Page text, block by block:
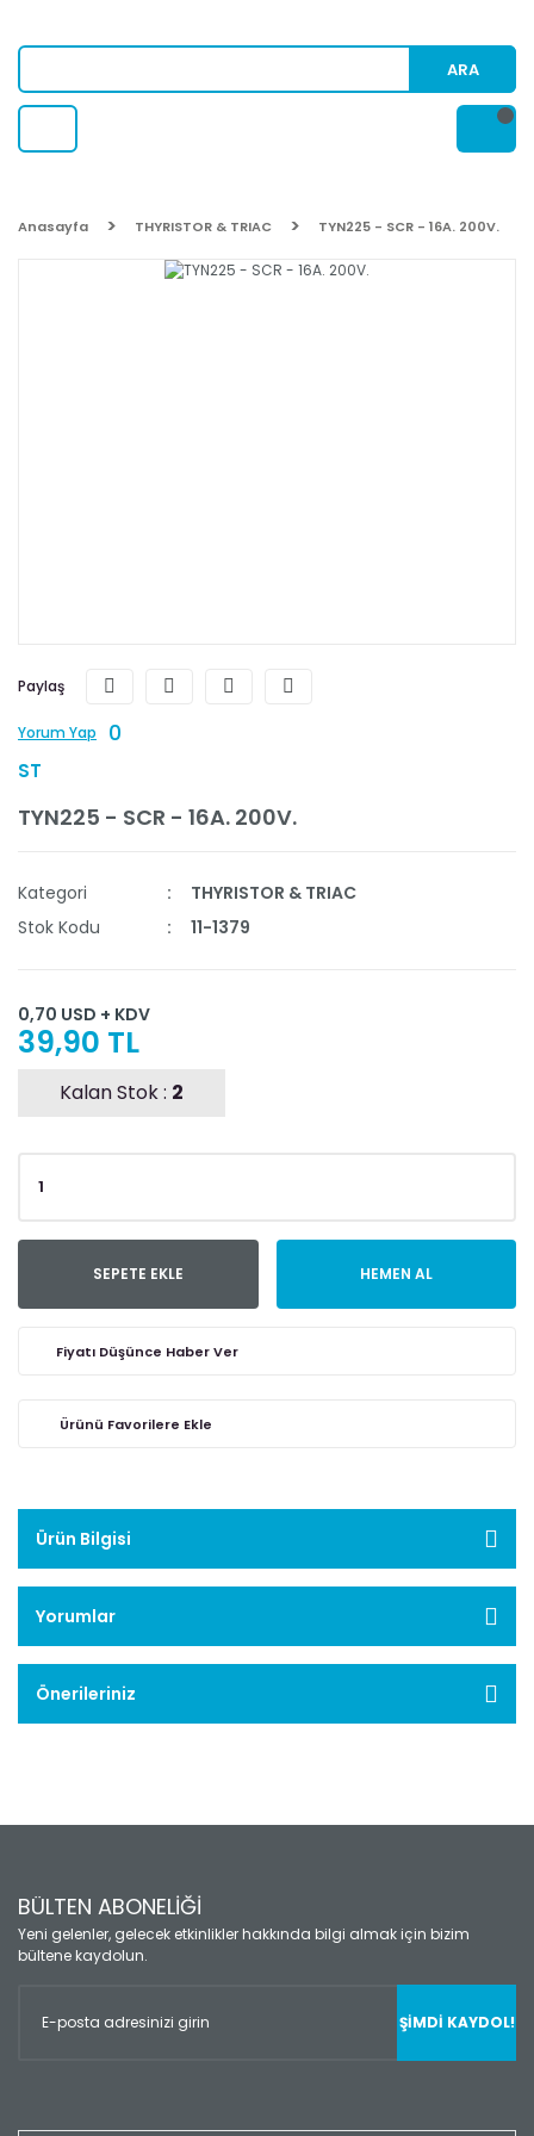
ARA
Anasayfa THYRISTOR & TRIAC TYN225 - SCR - 16A. 200V.
Paylaş
Yorum Yap 0
ST
TYN225 - SCR - 16A. 200V.
Kategori
THYRISTOR & TRIAC
Stok Kodu
11-1379
0,70 USD + KDV
39,90 TL
Kalan Stok : 2
SEPETE EKLE HEMEN AL
Fiyatı Düşünce Haber Ver
Ürün Bilgisi
Yorumlar
Önerileriniz
BÜLTEN ABONELİĞİ
Yeni gelenler, gelecek etkinlikler hakkında bilgi almak için bizim
bültene kaydolun.
ŞİMDİ KAYDOL!